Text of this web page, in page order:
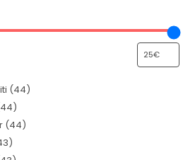
(44)
44)
(44)
)